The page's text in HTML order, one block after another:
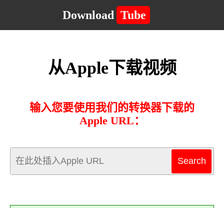
Download Tube
从Apple下载视频
输入您要使用我们的转换器下载的
Apple URL：